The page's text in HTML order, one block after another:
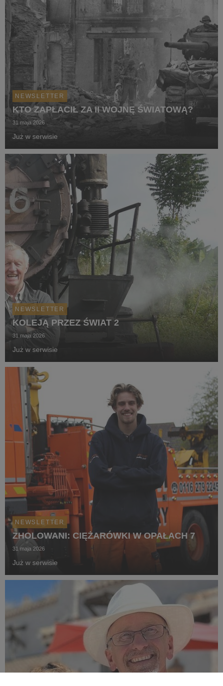
NEWSLETTER
KTO ZAPŁACIŁ ZA II WOJNĘ ŚWIATOWĄ?
31 maja 2026
Już w serwisie
NEWSLETTER
KOLEJĄ PRZEZ ŚWIAT 2
31 maja 2026
Już w serwisie
NEWSLETTER
ZHOLOWANI: CIĘŻARÓWKI W OPAŁACH 7
31 maja 2026
Już w serwisie